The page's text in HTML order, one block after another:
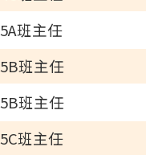
5A班主任
5B班主任
5B班主任
5C班主任